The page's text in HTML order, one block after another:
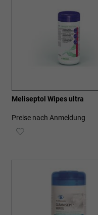
Meliseptol Wipes ultra
Preise nach Anmeldung